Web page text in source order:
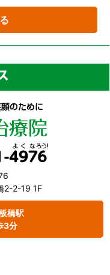
2-2-19 1F
橋駅
3分